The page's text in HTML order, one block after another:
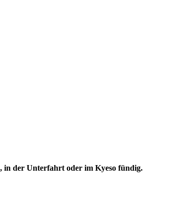
in der Unterfahrt oder im Kyeso fündig.